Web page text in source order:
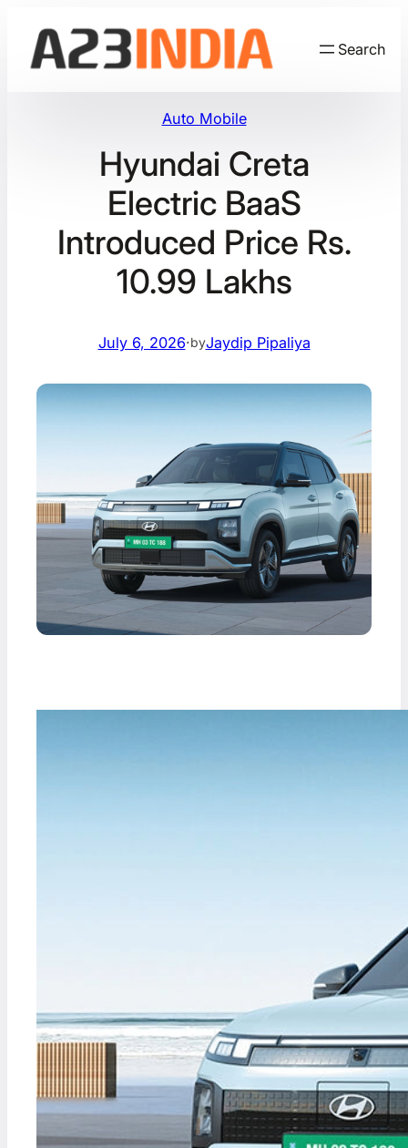
content
Search
Auto Mobile
Hyundai Creta
Electric BaaS
Introduced Price Rs.
10.99 Lakhs
July 6, 2026·byJaydip Pipaliya